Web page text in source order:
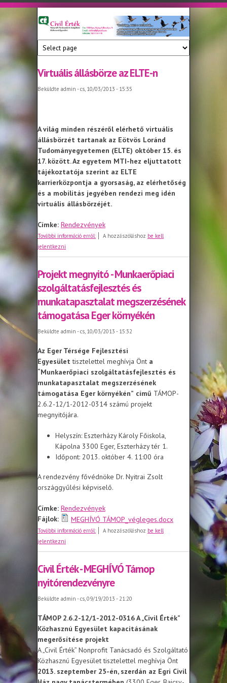
Ugrás a tartalomra
Civil
Érték
Nonprofit
Tanácsadó
és
Közhasznú
Egyesület
Virtuális állásbörze az ELTE-n
Beküldte admin - cs, 10/03/2013 - 15:35
A világ minden részéről elérhető virtuális
állásbörzét tartanak az Eötvös Loránd
Tudományegyetemen (ELTE) október 15. és
17. között. Az egyetem MTI-hez eljuttatott
tájékoztatója szerint az ELTE
karrierközpontja a gyorsaság, az elérhetőség
és a mobilitás jegyében rendezi meg idén
virtuális állásbörzéjét.
Címke: Rendezvények
További információ erről:Virtuális állásbörze az ELTE-n
A hozzászóláshoz be kell
jelentkezni
Projekt megnyitó - Munkaerőpiaci
szolgáltatásfejlesztés és
munkatapasztalat megszerzésének
támogatása Eger környékén
Beküldte admin - cs, 10/03/2013 - 15:32
Az Eger Térsége Fejlesztési
Egyesülettisztelettel meghívja Önt a
“Munkaerőpiaci szolgáltatásfejlesztés és
munkatapasztalat megszerzésének
támogatása Eger környékén” című TÁMOP-
2.6.2-12/1-2012-0314 számú projekt
megnyitójára.
Helyszín: Eszterházy Károly Főiskola,
Kápolna 3300 Eger, Eszterházy tér 1.
Időpont: 2013. október 4. 11:00 óra
​A rendezvény fővédnöke Dr. Nyitrai Zsolt
országgyűlési képviselő.
Címke: Rendezvények
Fájlok:
MEGHÍVÓ TÁMOP_végleges.docx
További információ erről:Projekt megnyitó - Munkaerőpiaci
támogatása Eger környékén
A hozzászóláshoz be kell
jelentkezni
Civil Érték - MEGHÍVÓ Támop
nyitórendezvényre
Beküldte admin - cs, 09/19/2013 - 21:20
TÁMOP 2.6.2-12/1-2012-0316 A „Civil Érték”
Közhasznú Egyesület kapacitásának
megerősítése projekt
A „Civil Érték” Nonprofit Tanácsadó és Szolgáltató
Közhasznú Egyesület tisztelettel meghívja Önt
2013. szeptember 25-én, szerdán az Egri Civil